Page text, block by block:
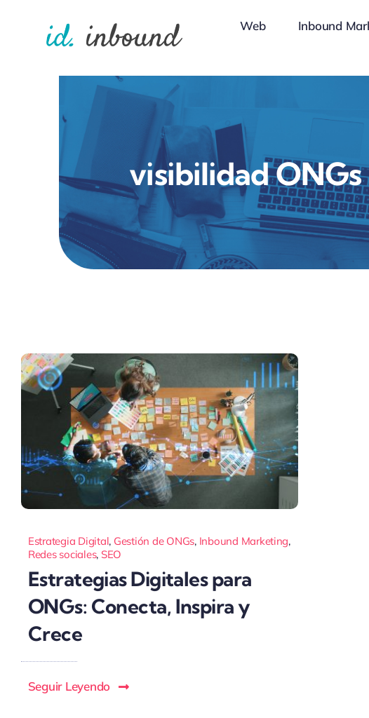
Web Inbound
visibilidad ONGs
Estrategia Digital, Gestión de ONGs, Inbound Marketing,
Redes sociales, SEO
Estrategias Digitales para
ONGs: Conecta, Inspira y
Crece
Seguir Leyendo